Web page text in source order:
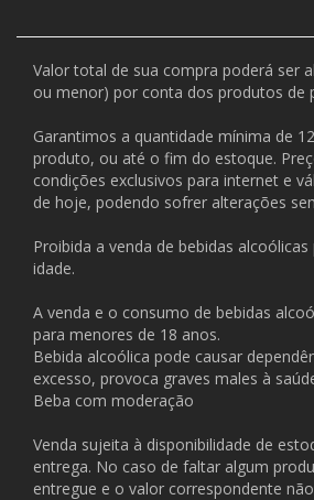
Valor total de sua compra poderá ser
ou menor) por conta dos produtos de
Garantimos a quantidade mínima de
produto, ou até o fim do estoque.
condições exclusivos para internet e
de hoje, podendo sofrer alterações
Proibida a venda de bebidas
idade.
A venda e o consumo de bebidas
para menores de 18 anos.
Bebida alcoólica pode causar
excesso, provoca graves males à
Beba com moderação
Venda sujeita à disponibilidade de
entrega. No caso de faltar algum
entregue e o valor correspondente